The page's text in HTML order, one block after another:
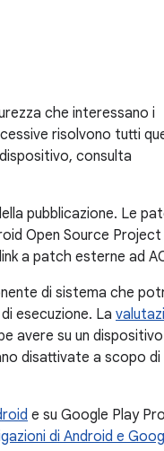
che interessano i
risolvono tutti
consulta
pubblicazione. Le
Open Source Project
a patch esterne ad
di sistema che
esecuzione. La
avere su un dispositivo
disattivate a scopo di
e su Google Play
di Android e